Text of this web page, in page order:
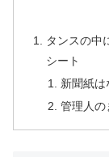
タンスの中
シート
新聞紙
管理人の